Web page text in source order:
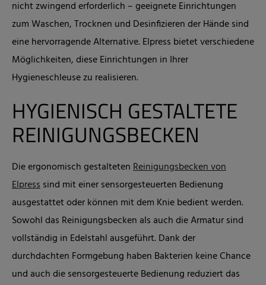
nicht zwingend erforderlich – geeignete Einrichtungen
zum Waschen, Trocknen und Desinfizieren der Hände sind
eine hervorragende Alternative. Elpress bietet verschiedene
Möglichkeiten, diese Einrichtungen in Ihrer
Hygieneschleuse zu realisieren.
HYGIENISCH GESTALTETE
REINIGUNGSBECKEN
Die ergonomisch gestaltetenReinigungsbecken von
Elpresssind mit einer sensorgesteuerten Bedienung
ausgestattet oder können mit dem Knie bedient werden.
Sowohl das Reinigungsbecken als auch die Armatur sind
vollständig in Edelstahl ausgeführt. Dank der
durchdachten Formgebung haben Bakterien keine Chance
und auch die sensorgesteuerte Bedienung reduziert das